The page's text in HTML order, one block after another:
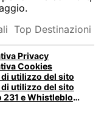
Destinazioni
Privacy
Cookies
utilizzo del sito
utilizzo del sito
Modello 231 e Whistleblowing Europcar Italia